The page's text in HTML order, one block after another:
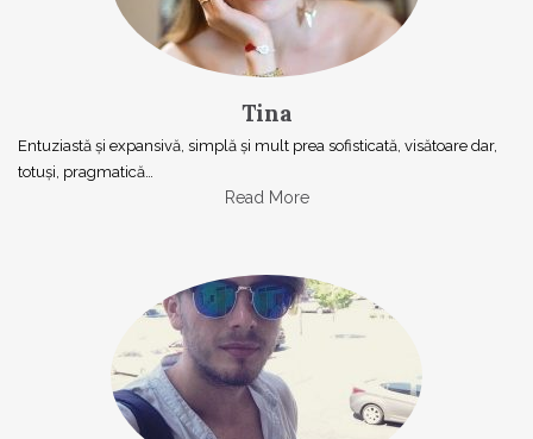
Tina
Entuziastă şi expansivă, simplă şi mult prea sofisticată, visătoare dar,
totuşi, pragmatică…
Read More